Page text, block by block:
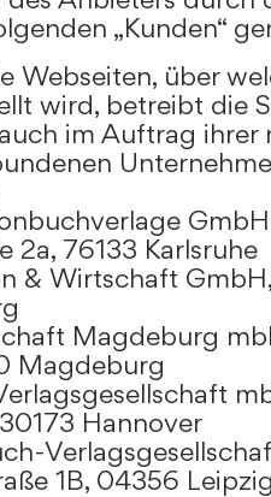
„Kunden“
Webseiten, über
wird, betreibt die
im Auftrag ihrer
GmbH
2a, 76133 Karlsruhe
& Wirtschaft
Magdeburg
Magdeburg
Hannover
1B, 04356